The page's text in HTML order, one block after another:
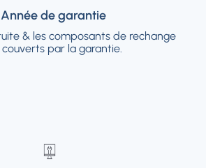
Année de garantie
& les composants de rechange
par la garantie.
Année de garantie
gratuite & les composants de
sont couverts par la garantie.